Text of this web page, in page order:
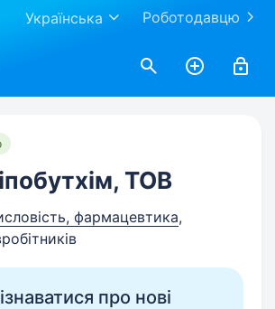
Роботодавцю
Українська
ТОВ
фармацевтика,
про нові